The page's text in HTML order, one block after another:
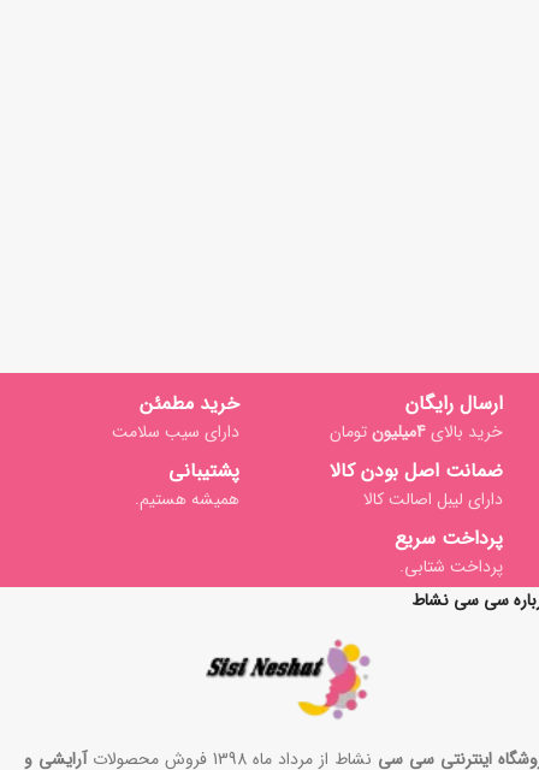
ارسال رایگان
خرید بالای4میلیون تومان
خرید مطمئن
دارای سیب سلامت
ضمانت اصل بودن کالا
دارای لیبل اصالت کالا
پشتیبانی
همیشه هستیم.
پرداخت سریع
پرداخت شتابی.
سی سی نشاط
اینترنتی سی سی نشاط از مرداد ماه 1398 فروش محصولات
آرایشی و